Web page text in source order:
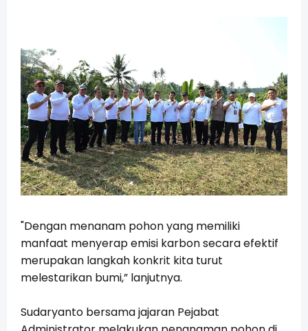
"Dengan menanam pohon yang memiliki
manfaat menyerap emisi karbon secara efektif
merupakan langkah konkrit kita turut
melestarikan bumi,” lanjutnya.
Sudaryanto bersama jajaran Pejabat